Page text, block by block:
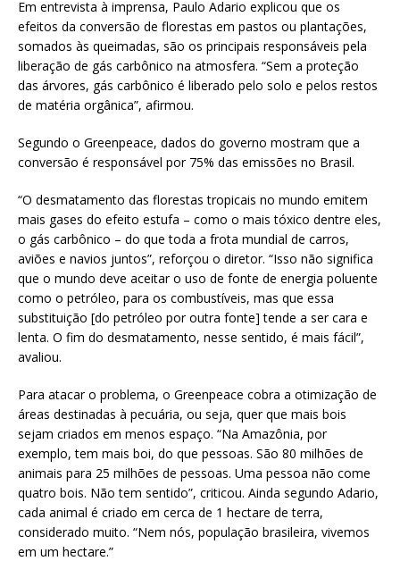
Em entrevista à imprensa, Paulo Adario explicou que os
efeitos da conversão de florestas em pastos ou plantações,
somados às queimadas, são os principais responsáveis pela
liberação de gás carbônico na atmosfera. “Sem a proteção
das árvores, gás carbônico é liberado pelo solo e pelos restos
de matéria orgânica”, afirmou.
Segundo o Greenpeace, dados do governo mostram que a
conversão é responsável por 75% das emissões no Brasil.
“O desmatamento das florestas tropicais no mundo emitem
mais gases do efeito estufa – como o mais tóxico dentre eles,
o gás carbônico – do que toda a frota mundial de carros,
aviões e navios juntos”, reforçou o diretor. “Isso não significa
que o mundo deve aceitar o uso de fonte de energia poluente
como o petróleo, para os combustíveis, mas que essa
substituição [do petróleo por outra fonte] tende a ser cara e
lenta. O fim do desmatamento, nesse sentido, é mais fácil”,
avaliou.
Para atacar o problema, o Greenpeace cobra a otimização de
áreas destinadas à pecuária, ou seja, quer que mais bois
sejam criados em menos espaço. “Na Amazônia, por
exemplo, tem mais boi, do que pessoas. São 80 milhões de
animais para 25 milhões de pessoas. Uma pessoa não come
quatro bois. Não tem sentido”, criticou. Ainda segundo Adario,
cada animal é criado em cerca de 1 hectare de terra,
considerado muito. “Nem nós, população brasileira, vivemos
em um hectare.”